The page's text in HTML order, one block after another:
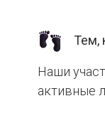
Тем,
Наши
активные